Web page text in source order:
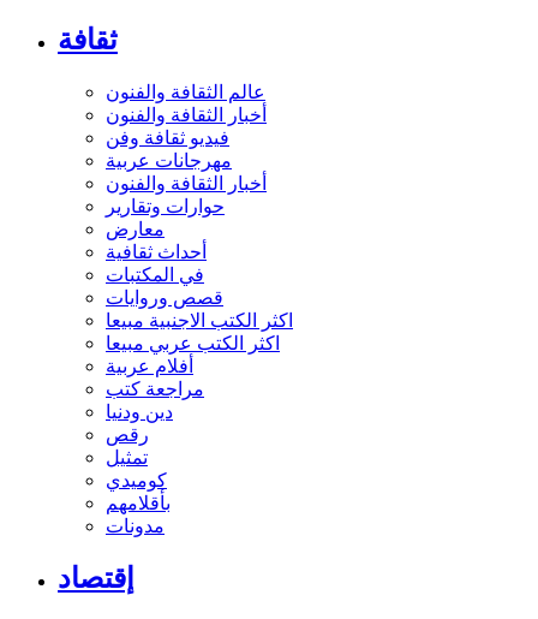
ثقافة
عالم الثقافة والفنون
أخبار الثقافة والفنون
فيديو ثقافة وفن
مهرجانات عربية
أخبار الثقافة والفنون
حوارات وتقارير
معارض
أحداث ثقافية
في المكتبات
قصص وروايات
اكثر الكتب الاجنبية مبيعا
اكثر الكتب عربي مبيعا
أفلام عربية
مراجعة كتب
دين ودنيا
رقص
تمثيل
كوميدي
بأقلامهم
مدونات
إقتصاد